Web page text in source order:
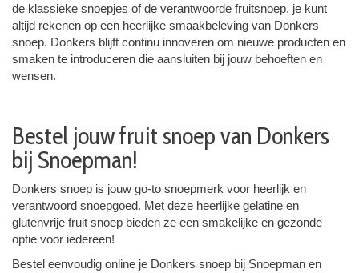
de klassieke snoepjes of de verantwoorde fruitsnoep, je kunt
altijd rekenen op een heerlijke smaakbeleving van Donkers
snoep. Donkers blijft continu innoveren om nieuwe producten en
smaken te introduceren die aansluiten bij jouw behoeften en
wensen.
Bestel jouw fruit snoep van Donkers
bij Snoepman!
Donkers snoep is jouw go-to snoepmerk voor heerlijk en
verantwoord snoepgoed. Met deze heerlijke gelatine en
glutenvrije fruit snoep bieden ze een smakelijke en gezonde
optie voor iedereen!
Bestel eenvoudig online je Donkers snoep bij Snoepman en